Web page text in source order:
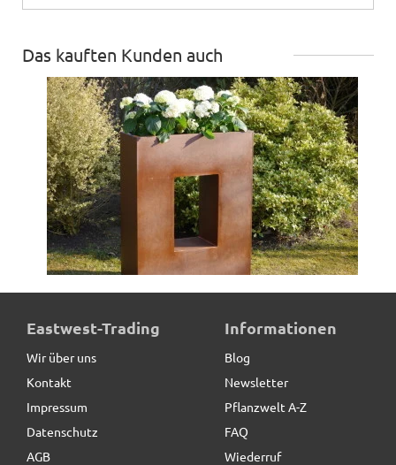
Das kauften Kunden auch
Raumteiler aus Cortenstahl, rostfarben - jetzt reduziert
319,00 € *statt
Eastwest-Trading
Wir über uns
Kontakt
Impressum
Datenschutz
AGB
Informationen
Blog
Newsletter
Pflanzwelt A-Z
FAQ
Wiederruf